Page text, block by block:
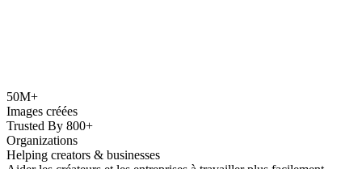
50M+
Images créées
Trusted By 800+
Organizations
Helping creators & businesses